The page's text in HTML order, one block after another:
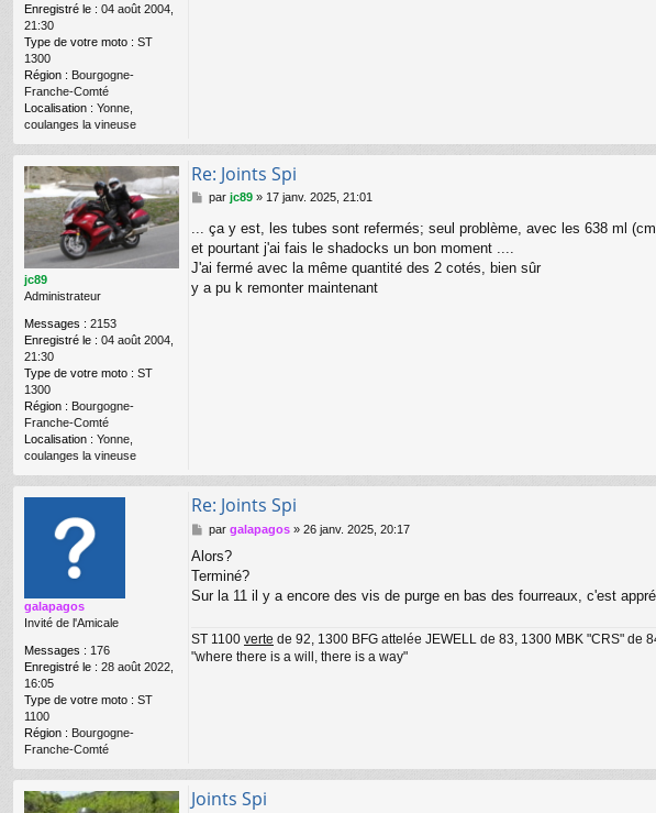
Enregistré le : 04 août 2004,
21:30
Type de votre moto : ST
1300
Région : Bourgogne-
Franche-Comté
Localisation : Yonne,
coulanges la vineuse
jc89
Administrateur
Messages : 2153
Enregistré le : 04 août 2004,
21:30
Type de votre moto : ST
1300
Région : Bourgogne-
Franche-Comté
Localisation : Yonne,
coulanges la vineuse
Re: Joints Spi
M
s
s
a
e
par jc89» 17 janv. 2025, 21:01
... ça y est, les tubes sont refermés; seul problème, avec les 638 ml
et pourtant j'ai fais le shadocks un bon moment ....
J'ai fermé avec la même quantité des 2 cotés, bien sûr
y a pu k remonter maintenant
galapagos
Invité de l'Amicale
Messages : 176
Enregistré le : 28 août 2022,
16:05
Type de votre moto : ST
1100
Région : Bourgogne-
Franche-Comté
Re: Joints Spi
M
s
s
a
par galapagos» 26 janv. 2025, 20:17
Alors?
Terminé?
Sur la 11 il y a encore des vis de purge en bas des fourreaux, c'est
ST 1100 verte de 92, 1300 BFG attelée JEWELL de 83, 1300 MBK "CRS" de
"where there is a will, there is a way"
Joints Spi